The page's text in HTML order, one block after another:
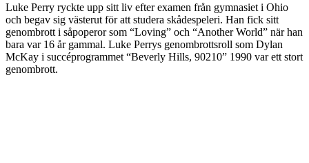
Luke Perry ryckte upp sitt liv efter examen från gymnasiet i Ohio
och begav sig västerut för att studera skådespeleri. Han fick sitt
genombrott i såpoperor som “Loving” och “Another World” när han
bara var 16 år gammal. Luke Perrys genombrottsroll som Dylan
McKay i succéprogrammet “Beverly Hills, 90210” 1990 var ett stort
genombrott.